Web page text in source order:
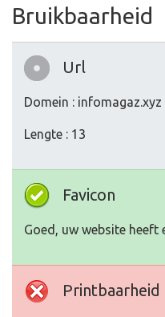
Bruikbaarheid
Url
Domein : infomagaz.xyz
Lengte : 13
Favicon
Goed, uw website heeft
Printbaarheid